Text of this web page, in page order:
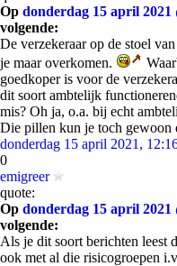
Op donderdag 15 april 2021
volgende:
De verzekeraar op de stoel
je maar overkomen.
goedkoper is voor de
dit soort ambtelijk
mis? Oh ja, o.a. bij echt
Die pillen kun je toch gewoon
donderdag 15 april 2021,
0
emigreer
quote:
Op donderdag 15 april 2021
volgende:
Als je dit soort berichten leest
ook met al die risicogroepen